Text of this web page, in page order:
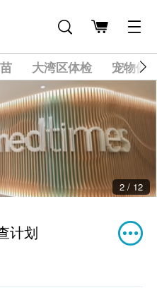
大湾区体检 宠物健
2 / 12
计划